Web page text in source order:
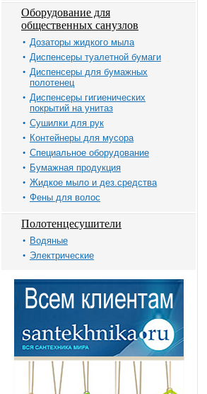
Оборудование для
общественных санузлов
Дозаторы жидкого мыла
Диспенсеры туалетной бумаги
Диспенсеры для бумажных
полотенец
Диспенсеры гигиенических
покрытий на унитаз
Сушилки для рук
Контейнеры для мусора
Специальное оборудование
Бумажная продукция
Жидкое мыло и дез.средства
Фены для волос
Полотенцесушители
Водяные
Электрические